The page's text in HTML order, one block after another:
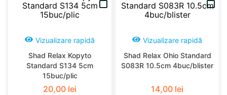
ancora
Vizualizare rapidă
Shad Relax Kopyto
Standard S134 5cm
15buc/plic
20,00 lei
Vizualizare rapidă
Shad Relax Ohio Standard
S083R 10.5cm 4buc/blister
14,00 lei